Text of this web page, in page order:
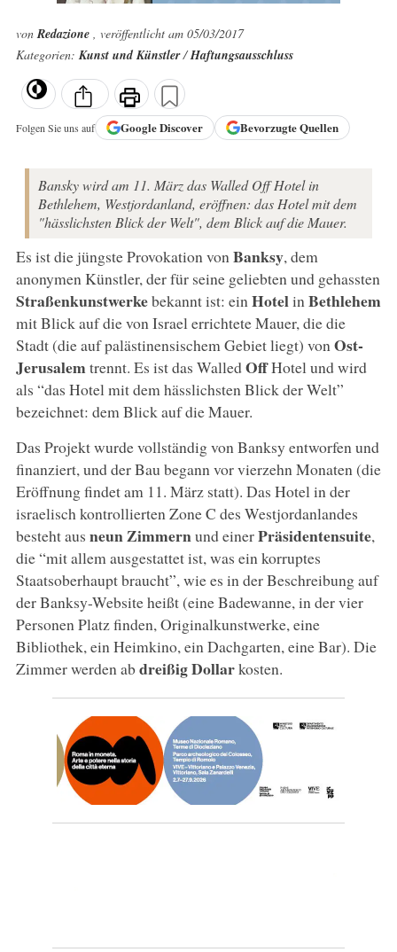
vonRedazione , veröffentlicht am 05/03/2017
Kategorien:Kunst und Künstler/Haftungsausschluss
Folgen Sie uns auf GoogleDiscover Bevorzugte Quellen
Bansky wird am 11. März das Walled Off Hotel in
Bethlehem, Westjordanland, eröffnen: das Hotel mit dem
"hässlichsten Blick der Welt", dem Blick auf die Mauer.
Es ist die jüngste Provokation von Banksy, dem
anonymen Künstler, der für seine geliebten und gehassten
Straßenkunstwerkebekannt ist: ein Hotelin Bethlehem
mit Blick auf die von Israel errichtete Mauer, die die
Stadt (die auf palästinensischem Gebiet liegt) von Ost-
Jerusalemtrennt. Es ist das WalledOffHotel und wird
als “das Hotel mit dem hässlichsten Blick der Welt”
bezeichnet: dem Blick auf die Mauer.
Das Projekt wurde vollständig von Banksy entworfen und
finanziert, und der Bau begann vor vierzehn Monaten (die
Eröffnung findet am 11. März statt). Das Hotel in der
israelisch kontrollierten Zone C des Westjordanlandes
besteht aus neun Zimmernund einerPräsidentensuite,
die “mit allem ausgestattet ist, was ein korruptes
Staatsoberhaupt braucht”, wie es in der Beschreibung auf
der Banksy-Website heißt (eine Badewanne, in der vier
Personen Platz finden, Originalkunstwerke, eine
Bibliothek, ein Heimkino, ein Dachgarten, eine Bar). Die
Zimmer werden abdreißig Dollarkosten.